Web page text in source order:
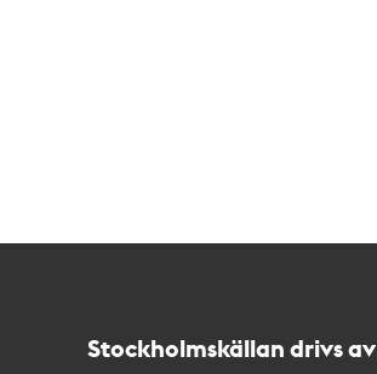
Stockholmskällan drivs av